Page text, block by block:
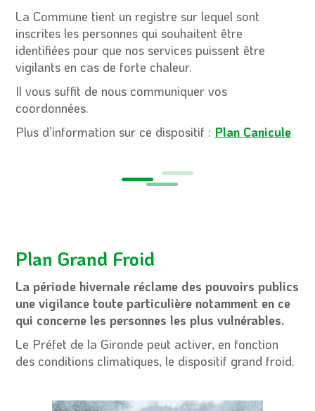
La Commune tient un registre sur lequel sont
inscrites les personnes qui souhaitent être
identifiées pour que nos services puissent être
vigilants en cas de forte chaleur.
Il vous suffit de nous communiquer vos
coordonnées.
Plus d’information sur ce dispositif : Plan Canicule
Plan Grand Froid
La période hivernale réclame des pouvoirs publics
une vigilance toute particulière notamment en ce
qui concerne les personnes les plus vulnérables.
Le Préfet de la Gironde peut activer, en fonction
des conditions climatiques, le dispositif grand froid.